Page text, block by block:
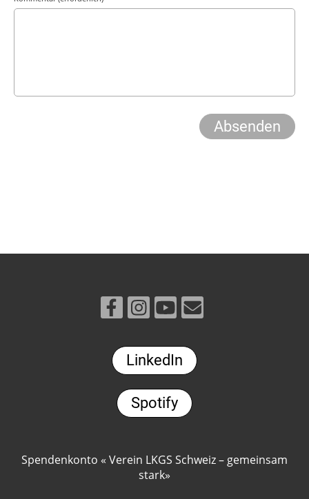
LinkedIn
Spotify
Spendenkonto « Verein LKGS Schweiz – gemeinsam
stark»